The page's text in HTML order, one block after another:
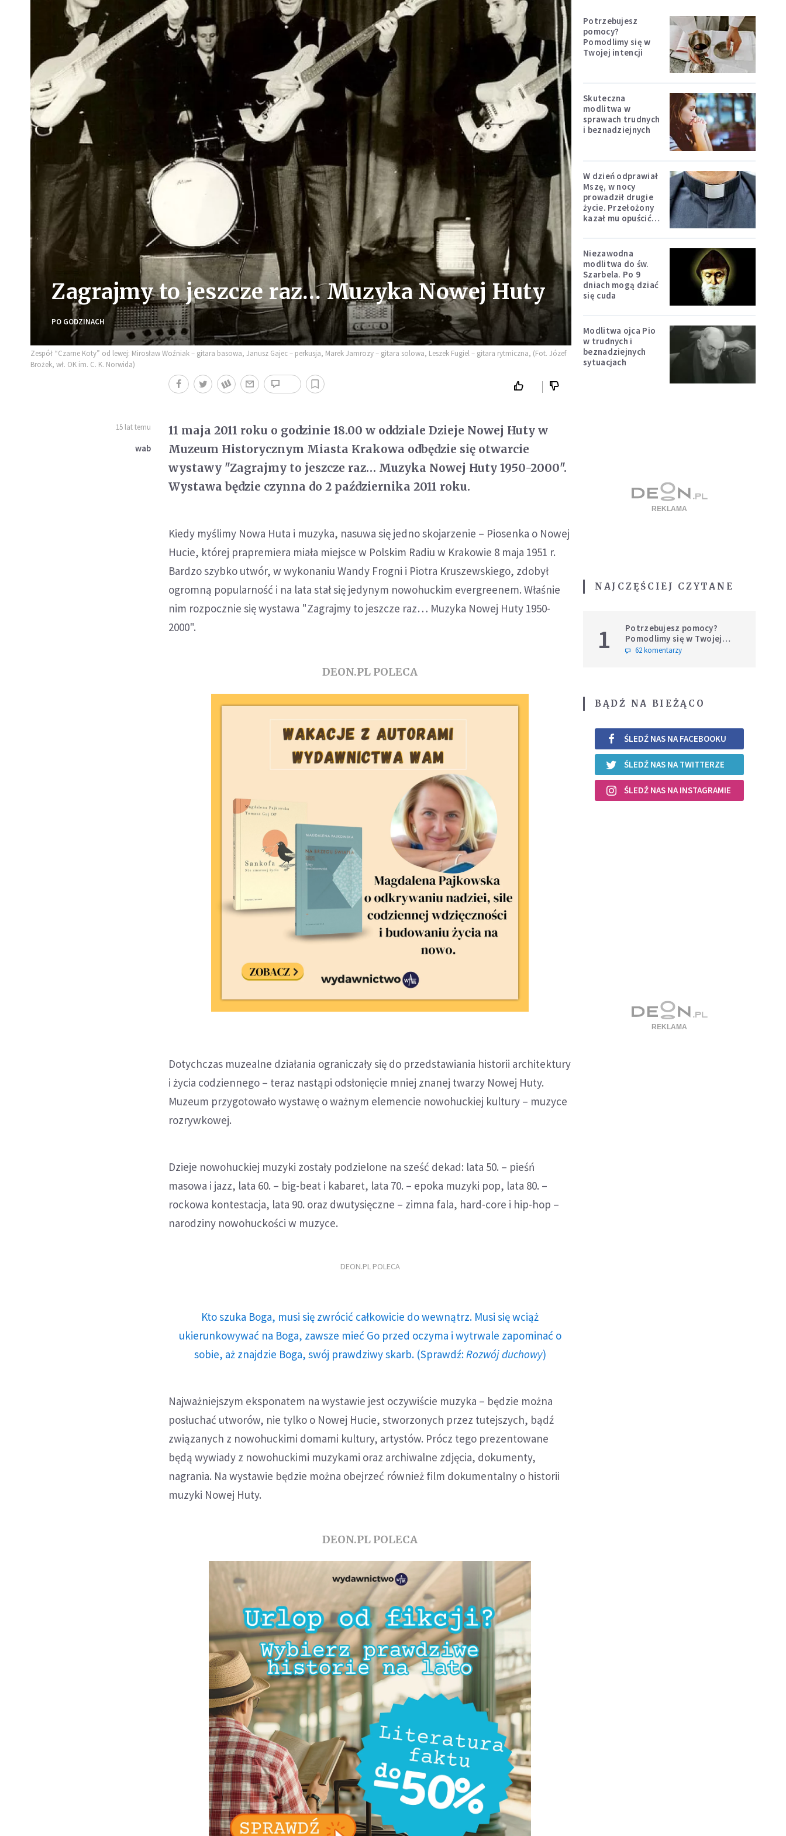
Zagrajmy to jeszcze raz… Muzyka Nowej Huty
PO GODZINACH
Zespół “Czarne Koty” od lewej: Mirosław Woźniak – gitara basowa, Janusz Gajec – perkusja, Marek Jamrozy – gitara solowa, Leszek Fugiel – gitara rytmiczna, (Fot. Józef
Brożek, wł. OK im. C. K. Norwida)
15 lat temu
wab
11 maja 2011 roku o godzinie 18.00 w oddziale Dzieje Nowej Huty w
Muzeum Historycznym Miasta Krakowa odbędzie się otwarcie
wystawy "Zagrajmy to jeszcze raz… Muzyka Nowej Huty 1950-2000".
Wystawa będzie czynna do 2 października 2011 roku.
Kiedy myślimy Nowa Huta i muzyka, nasuwa się jedno skojarzenie – Piosenka o Nowej
Hucie, której prapremiera miała miejsce w Polskim Radiu w Krakowie 8 maja 1951 r.
Bardzo szybko utwór, w wykonaniu Wandy Frogni i Piotra Kruszewskiego, zdobył
ogromną popularność i na lata stał się jedynym nowohuckim evergreenem. Właśnie
nim rozpocznie się wystawa "Zagrajmy to jeszcze raz… Muzyka Nowej Huty 1950-
2000".
DEON.PL POLECA
Dotychczas muzealne działania ograniczały się do przedstawiania historii architektury
i życia codziennego – teraz nastąpi odsłonięcie mniej znanej twarzy Nowej Huty.
Muzeum przygotowało wystawę o ważnym elemencie nowohuckiej kultury – muzyce
rozrywkowej.
Dzieje nowohuckiej muzyki zostały podzielone na sześć dekad: lata 50. – pieśń
masowa i jazz, lata 60. – big-beat i kabaret, lata 70. – epoka muzyki pop, lata 80. –
rockowa kontestacja, lata 90. oraz dwutysięczne – zimna fala, hard-core i hip-hop –
narodziny nowohuckości w muzyce.
DEON.PL POLECA
Kto szuka Boga, musi się zwrócić całkowicie do wewnątrz. Musi się wciąż
ukierunkowywać na Boga, zawsze mieć Go przed oczyma i wytrwale zapominać o
sobie, aż znajdzie Boga, swój prawdziwy skarb. (Sprawdź: Rozwój duchowy)
Najważniejszym eksponatem na wystawie jest oczywiście muzyka – będzie można
posłuchać utworów, nie tylko o Nowej Hucie, stworzonych przez tutejszych, bądź
związanych z nowohuckimi domami kultury, artystów. Prócz tego prezentowane
będą wywiady z nowohuckimi muzykami oraz archiwalne zdjęcia, dokumenty,
nagrania. Na wystawie będzie można obejrzeć również film dokumentalny o historii
muzyki Nowej Huty.
DEON.PL POLECA
Potrzebujesz
pomocy?
Pomodlimy się w
Twojej intencji
Skuteczna
modlitwa w
sprawach trudnych
i beznadziejnych
W dzień odprawiał
Mszę, w nocy
prowadził drugie
życie. Przełożony
kazał mu opuścić
Niezawodna
modlitwa do św.
Szarbela. Po 9
dniach mogą dziać
się cuda
Modlitwa ojca Pio
w trudnych i
beznadziejnych
sytuacjach
NAJCZĘŚCIEJ CZYTANE
1
Potrzebujesz pomocy?
Pomodlimy się w Twojej
intencji
62 komentarzy
BĄDŹ NA BIEŻĄCO
ŚLEDŹ NAS NA FACEBOOKU
ŚLEDŹ NAS NA TWITTERZE
ŚLEDŹ NAS NA INSTAGRAMIE